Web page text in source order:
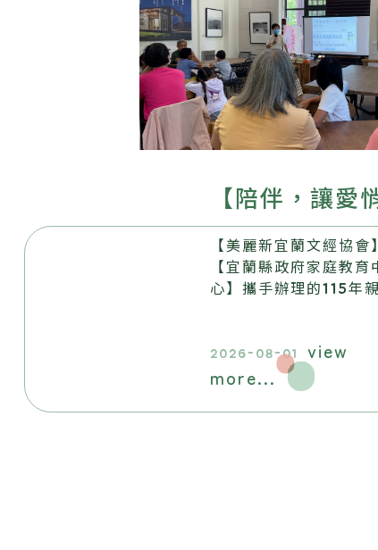
【陪伴，讓愛
生根──美麗
蘭文經協會115
【美麗新宜蘭文經協會
【宜蘭縣政府家庭教育
心】攜手辦理的115年
2026-08-01
view
more...